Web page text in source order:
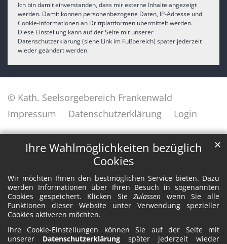
Ihre Wahlmöglichkeiten bezüglich
Cookies
Wir möchten Ihnen den bestmöglichen Service bieten. Dazu
werden Informationen über Ihren Besuch in sogenannten
Cookies gespeichert. Klicken SieZulassen wenn Sie alle
Funktionen dieser Website unter Verwendung spezieller
Cookies aktiveren möchten.
Ihre Cookie-Einstellungen können Sie auf der Seite mit
unserer Datenschutzerklärung später jederzeit wieder
✕
Ich bin damit einverstanden, dass mir externe Inhalte angezeigt
werden. Damit können personenbezogene Daten, IP-Adresse und
Cookie-Informationen an Drittplattformen übermittelt werden.
Diese Einstellung kann auf der Seite mit unserer
Datenschutzerklärung (siehe Link im Fußbereich) später jederzeit
wieder geändert werden.
© Kath. Seelsorgebereich Frankenwald
Impressum
Datenschutzerklärung Login